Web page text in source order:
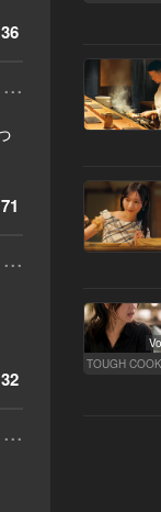
36
...
71
...
32
...
TOUGH